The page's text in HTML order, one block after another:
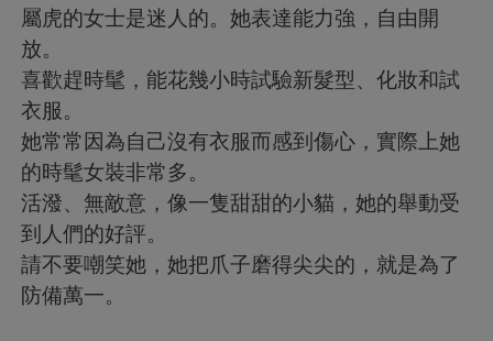
屬虎的女士是迷人的。她表達能力強，自由開
放。
喜歡趕時髦，能花幾小時試驗新髮型、化妝和試
衣服。
她常常因為自己沒有衣服而感到傷心，實際上她
的時髦女裝非常多。
活潑、無敵意，像一隻甜甜的小貓，她的舉動受
到人們的好評。
請不要嘲笑她，她把爪子磨得尖尖的，就是為了
防備萬一。